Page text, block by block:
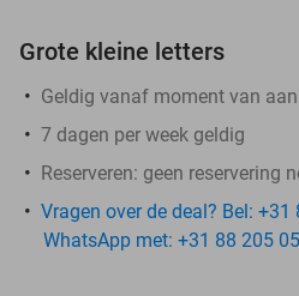
Grote kleine letters
Geldig vanaf moment van
7 dagen per week geldig
Reserveren: geen reservering
Vragen over de deal? Bel:
WhatsApp met: +31 88 205